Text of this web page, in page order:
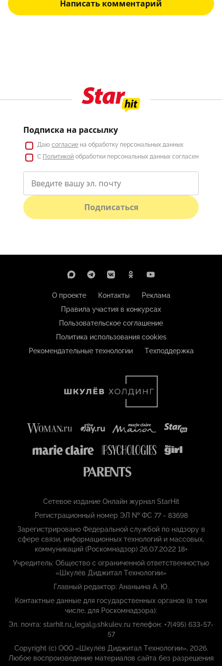
Написать комментарий
Подписка на рассылку
Даю согласие на обработку персональных данных
С Политикой обработки персональных данных согласен
Подписаться
О проекте Контакты
Реклама
Правила участия в конкурсах
Пользовательское соглашение
Политика использования cookies
Рекомендательные технологии
Техподдержка
Сетевое издание Онлайн журнал StarHit
Регистрационный номер ЭЛ № ФС 77 - 83698
Зарегистрировано Федеральной службой по надзору в
сфере связи, информационных технологий и массовых,
коммуникаций (Роскомнадзор) 26.07.2022 18+
Учредитель: Общество с ограниченной ответственностью
«Шкулёв Диджитал Технологии»
Главный редактор: Ананьина А. Ю.
Контактные данные для государственных органов (в том
числе, для Роскомнадзора):
Эл. почта: starhit.ru_legal@shkulev.ru телефон: +7(495) 633-57-
57
Copyright (с) ООО «Шкулёв Диджитал Технологии», 2026.
Любое воспроизведение материалов сайта без разрешения